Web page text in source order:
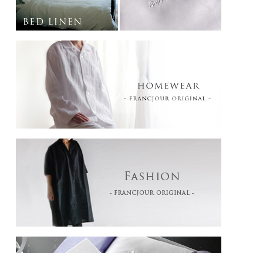
・グレージュのお色は、お洗濯によってお色の変化を楽しめる商品となっておりま
す。
（お洗濯を繰り返しますと、徐々にグリーン系のお色味になっていきます。）
撮影時の光加減により、画像と実物の色が異なる場合がございます。予めご了承下